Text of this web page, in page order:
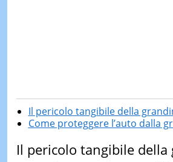
Il pericolo tangibile della
Come proteggere l’auto dalla
Il pericolo tangibile della